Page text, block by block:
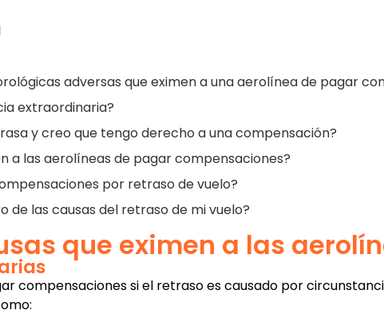
adversas que eximen a una aerolínea de pagar
extraordinaria?
y creo que tengo derecho a una compensación?
a las aerolíneas de pagar compensaciones?
por retraso de vuelo?
de las causas del retraso de mi vuelo?
que eximen a las
compensaciones si el retraso es causado por